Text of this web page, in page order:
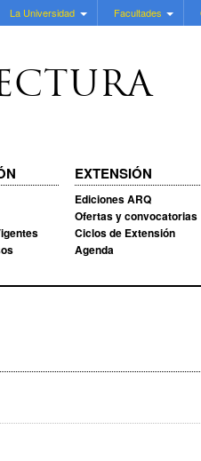
La Universidad Facultades
EXTENSIÓN
Ediciones ARQ
Ofertas y convocatorias
Ciclos de Extensión
Agenda